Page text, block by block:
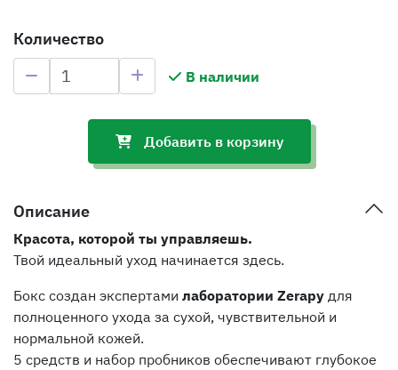
Количество
В наличии
Добавить в корзину
Описание
Красота, которой ты управляешь.
Твой идеальный уход начинается здесь.
Бокс создан экспертами лаборатории Zerapy для
полноценного ухода за сухой, чувствительной и
нормальной кожей.
5 средств и набор пробников обеспечивают глубокое